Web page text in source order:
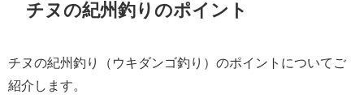
チヌの紀州釣りのポイント
チヌの紀州釣り（ウキダンゴ釣り）のポイントについてご
紹介します。